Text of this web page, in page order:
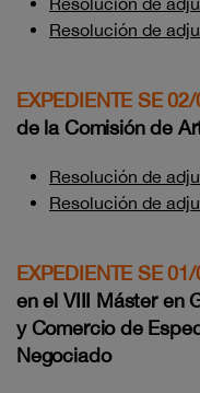
Resolución de
EXPEDIENTE SE
de la Comisión de
Resolución de
Resolución de
EXPEDIENTE SE
en el VIII Máster en
y Comercio de
Negociado